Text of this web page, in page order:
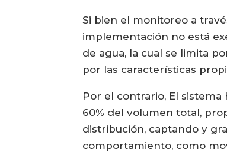
Si bien el monitoreo a
implementación no está
de agua, la cual se limita
por las características
Por el contrario, El
60% del volumen total,
distribución, captando y
comportamiento, como